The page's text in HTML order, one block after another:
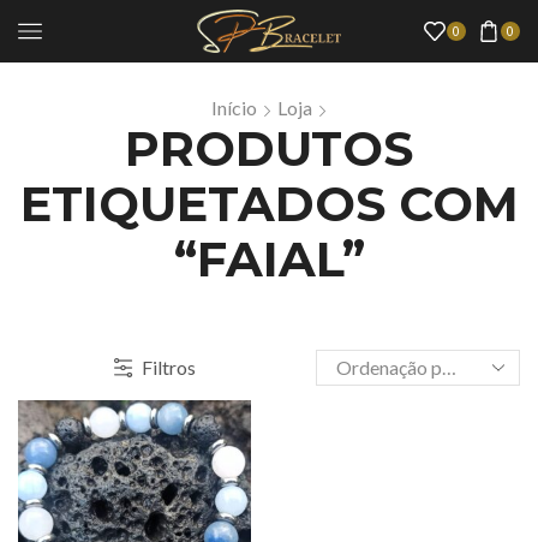
0 0
Início Loja
PRODUTOS
ETIQUETADOS COM
“FAIAL”
Filtros